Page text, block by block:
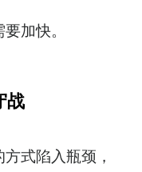
加快。
战
式陷入瓶颈，